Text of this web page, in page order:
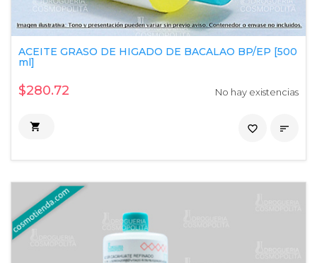
ACEITE GRASO DE HIGADO DE BACALAO BP/EP [500
ml]
$280.72 No hay existencias
 
favorite_border